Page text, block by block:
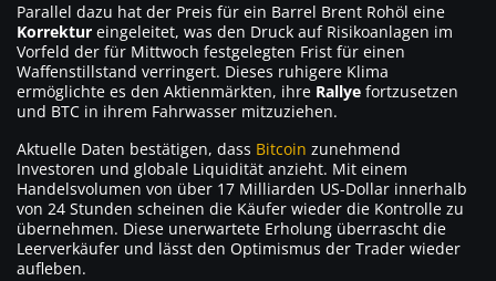
Parallel dazu hat der Preis für ein Barrel Brent Rohöl eine
Korrektur eingeleitet, was den Druck auf Risikoanlagen im
Vorfeld der für Mittwoch festgelegten Frist für einen
Waffenstillstand verringert. Dieses ruhigere Klima
ermöglichte es den Aktienmärkten, ihre Rallye fortzusetzen
und BTC in ihrem Fahrwasser mitzuziehen.
Aktuelle Daten bestätigen, dass Bitcoin zunehmend
Investoren und globale Liquidität anzieht. Mit einem
Handelsvolumen von über 17 Milliarden US-Dollar innerhalb
von 24 Stunden scheinen die Käufer wieder die Kontrolle zu
übernehmen. Diese unerwartete Erholung überrascht die
Leerverkäufer und lässt den Optimismus der Trader wieder
aufleben.